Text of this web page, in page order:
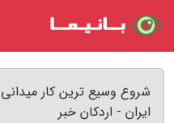
شروع وسیع ترین کار
ایران - اردکان خبر